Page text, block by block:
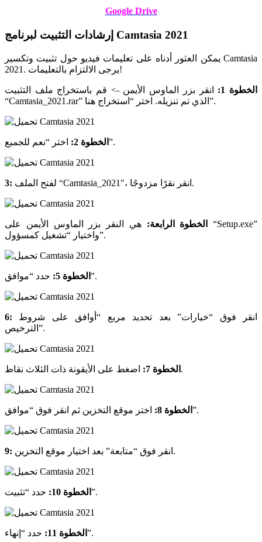
Google Drive
إرشادات التثبيت لبرنامج Camtasia 2021
يمكن العثور أدناه على تعليمات فيديو حول تثبيت وتكسير Camtasia
2021. يرجى الالتزام بالتعليمات!
الخطوة 1:
انقر بزر الماوس الأيمن -> قم باستخراج ملف التثبيت
“Camtasia_2021.rar” الذي تم تنزيله. اختر “استخراج هنا”.
الخطوة 2: اختر “نعم للجميع”.
3: لفتح الملف “Camtasia_2021″، انقر نقرًا مزدوجًا.
الخطوة الرابعة: هي النقر بزر الماوس الأيمن على “Setup.exe”
واختيار “تشغيل كمسؤول”.
الخطوة 5: حدد “موافق”.
6:
الترخيص”.
الخطوة 7: اضغط على الأيقونة ذات الثلاث نقاط.
الخطوة 8: اختر موقع التخزين ثم انقر فوق “موافق”.
9: انقر فوق “متابعة” بعد اختيار موقع التخزين.
الخطوة 10: حدد “تثبيت”.
الخطوة 11: حدد “إنهاء”.